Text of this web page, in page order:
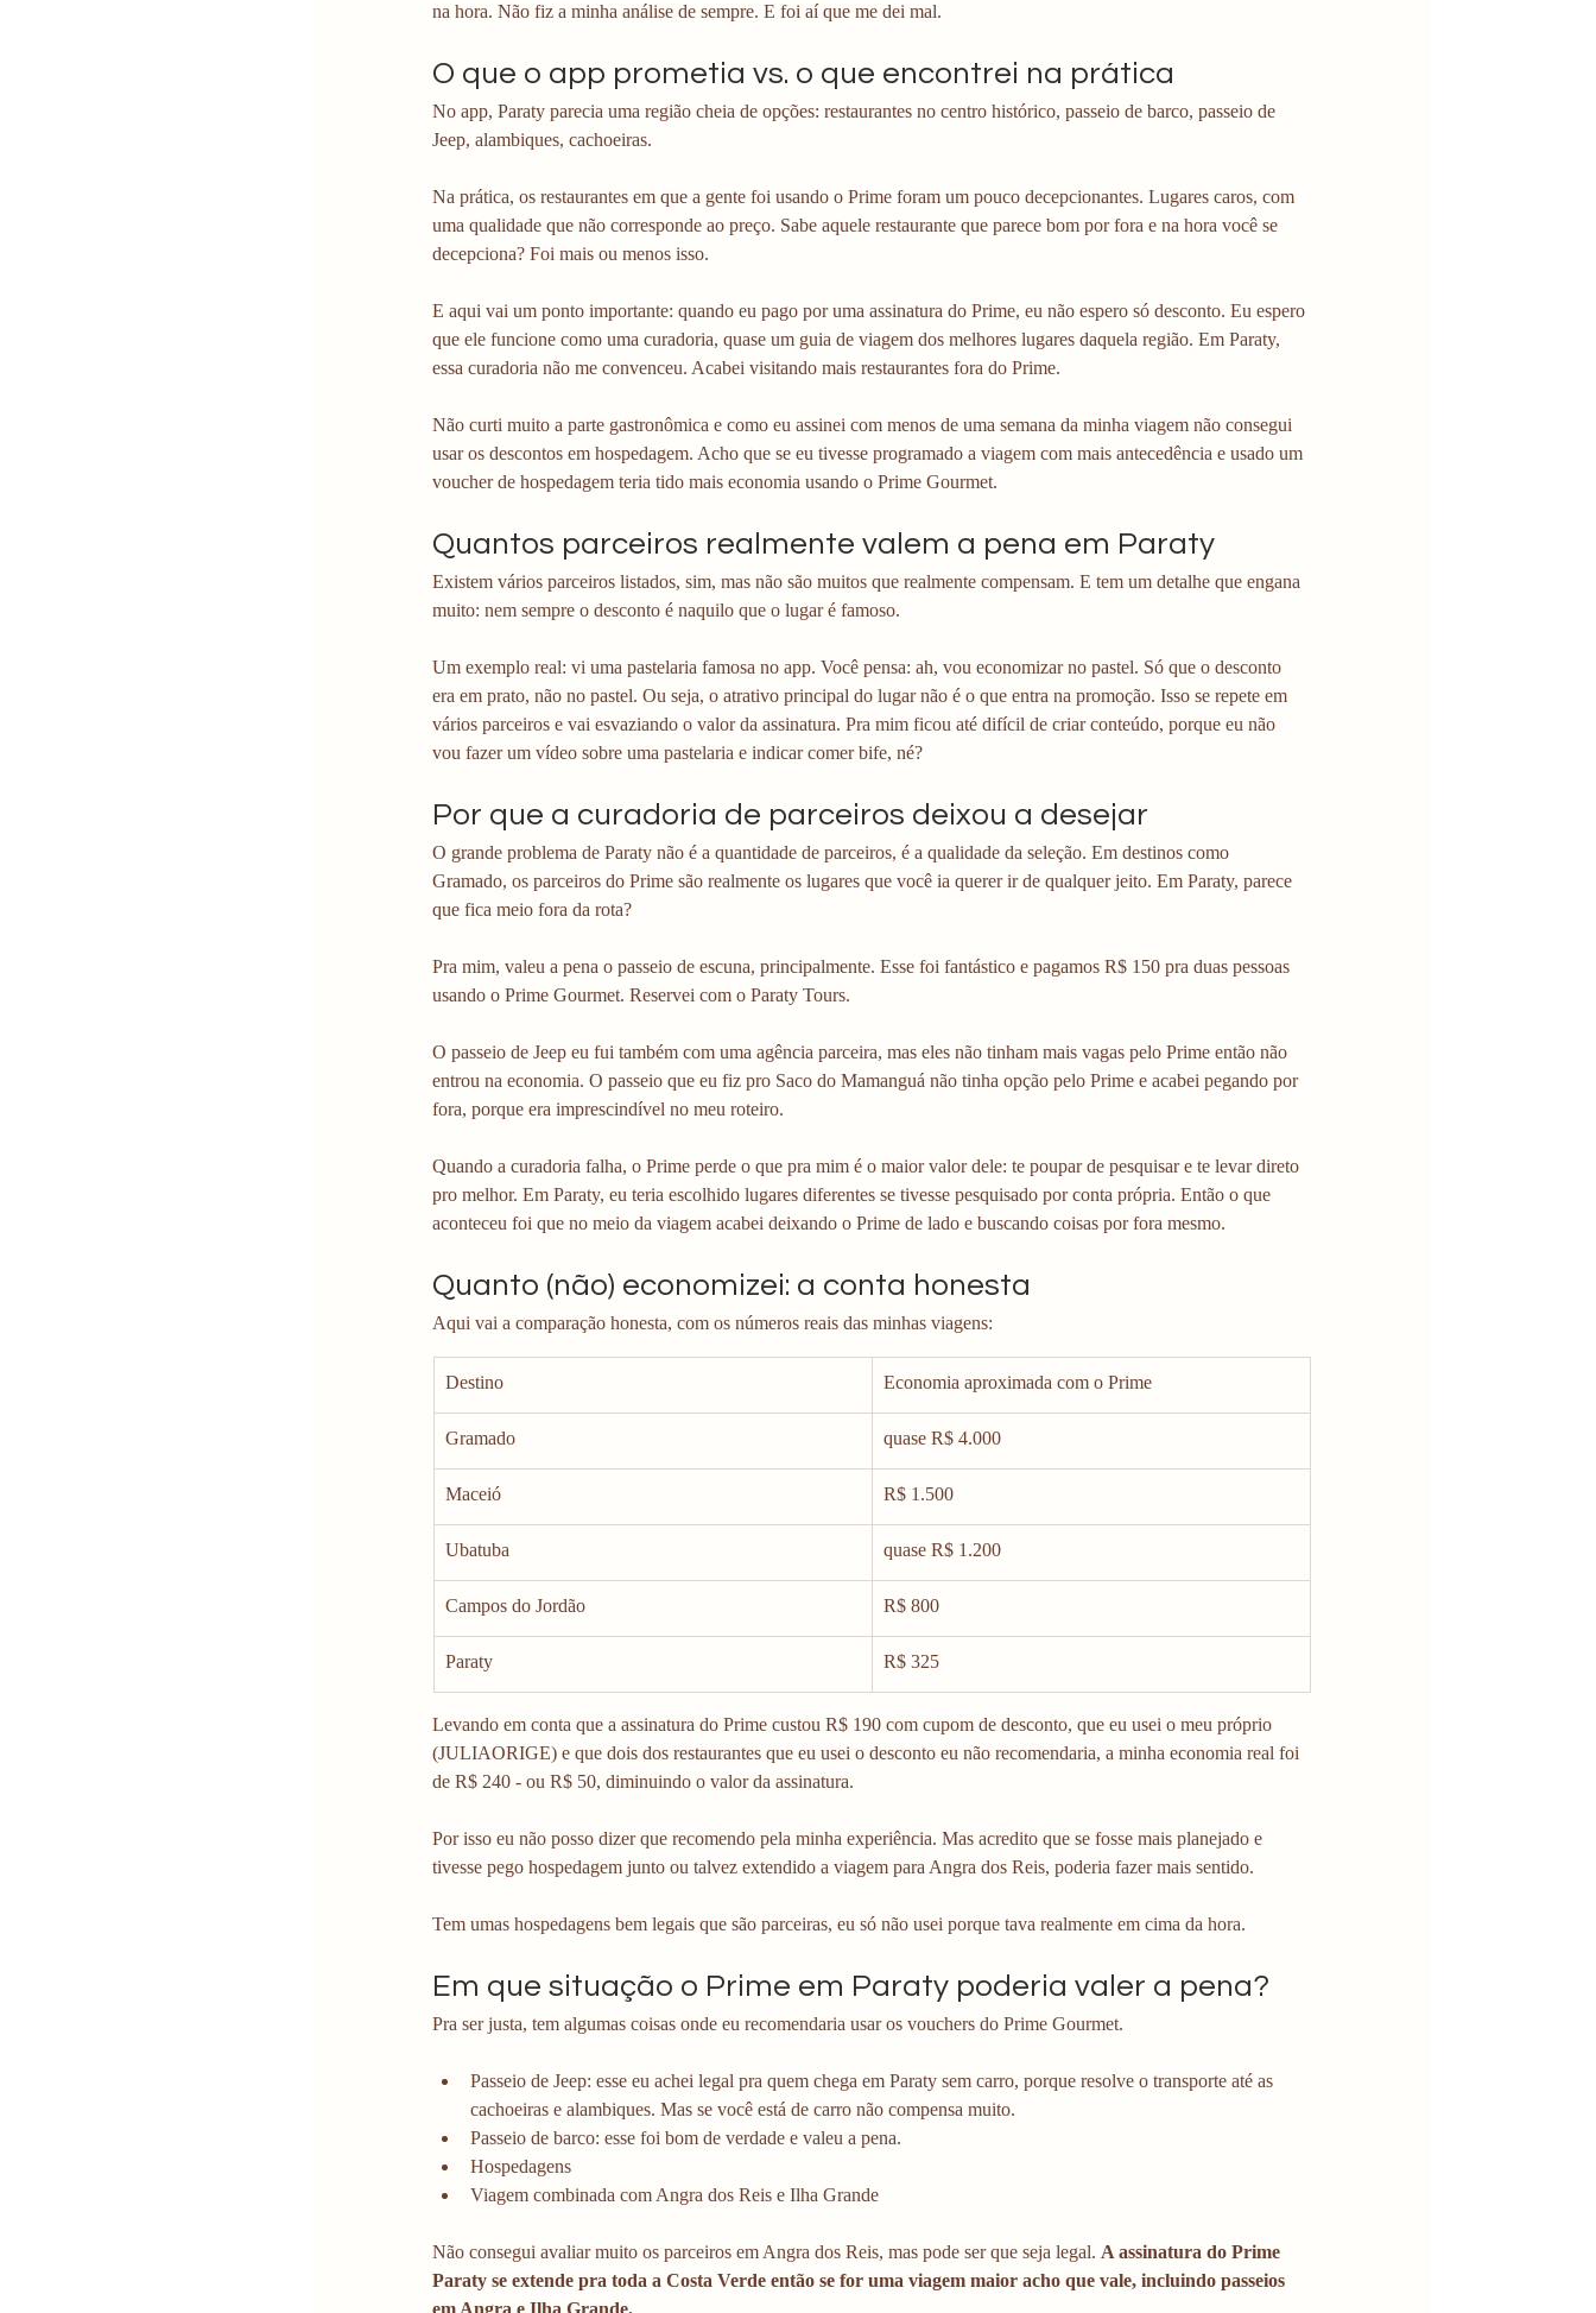
na hora. Não fiz a minha análise de sempre. E foi aí que me dei mal.
O que o app prometia vs. o que encontrei na prática
No app, Paraty parecia uma região cheia de opções: restaurantes no centro histórico, passeio de barco, passeio de
Jeep, alambiques, cachoeiras.
Na prática, os restaurantes em que a gente foi usando o Prime foram um pouco decepcionantes. Lugares caros, com
uma qualidade que não corresponde ao preço. Sabe aquele restaurante que parece bom por fora e na hora você se
decepciona? Foi mais ou menos isso.
E aqui vai um ponto importante: quando eu pago por uma assinatura do Prime, eu não espero só desconto. Eu espero
que ele funcione como uma curadoria, quase um guia de viagem dos melhores lugares daquela região. Em Paraty,
essa curadoria não me convenceu. Acabei visitando mais restaurantes fora do Prime.
Não curti muito a parte gastronômica e como eu assinei com menos de uma semana da minha viagem não consegui
usar os descontos em hospedagem. Acho que se eu tivesse programado a viagem com mais antecedência e usado um
voucher de hospedagem teria tido mais economia usando o Prime Gourmet.
Quantos parceiros realmente valem a pena em Paraty
Existem vários parceiros listados, sim, mas não são muitos que realmente compensam. E tem um detalhe que engana
muito: nem sempre o desconto é naquilo que o lugar é famoso.
Um exemplo real: vi uma pastelaria famosa no app. Você pensa: ah, vou economizar no pastel. Só que o desconto
era em prato, não no pastel. Ou seja, o atrativo principal do lugar não é o que entra na promoção. Isso se repete em
vários parceiros e vai esvaziando o valor da assinatura. Pra mim ficou até difícil de criar conteúdo, porque eu não
vou fazer um vídeo sobre uma pastelaria e indicar comer bife, né?
Por que a curadoria de parceiros deixou a desejar
O grande problema de Paraty não é a quantidade de parceiros, é a qualidade da seleção. Em destinos como
Gramado, os parceiros do Prime são realmente os lugares que você ia querer ir de qualquer jeito. Em Paraty, parece
que fica meio fora da rota?
Pra mim, valeu a pena o passeio de escuna, principalmente. Esse foi fantástico e pagamos R$ 150 pra duas pessoas
usando o Prime Gourmet. Reservei com o Paraty Tours.
O passeio de Jeep eu fui também com uma agência parceira, mas eles não tinham mais vagas pelo Prime então não
entrou na economia. O passeio que eu fiz pro Saco do Mamanguá não tinha opção pelo Prime e acabei pegando por
fora, porque era imprescindível no meu roteiro.
Quando a curadoria falha, o Prime perde o que pra mim é o maior valor dele: te poupar de pesquisar e te levar direto
pro melhor. Em Paraty, eu teria escolhido lugares diferentes se tivesse pesquisado por conta própria. Então o que
aconteceu foi que no meio da viagem acabei deixando o Prime de lado e buscando coisas por fora mesmo.
Quanto (não) economizei: a conta honesta
Aqui vai a comparação honesta, com os números reais das minhas viagens:
Destino Economia aproximada com o Prime
Gramado quase R$ 4.000
Maceió R$ 1.500
Ubatuba quase R$ 1.200
Campos do Jordão R$ 800
Paraty R$ 325
Levando em conta que a assinatura do Prime custou R$ 190 com cupom de desconto, que eu usei o meu próprio
(JULIAORIGE) e que dois dos restaurantes que eu usei o desconto eu não recomendaria, a minha economia real foi
de R$ 240 - ou R$ 50, diminuindo o valor da assinatura.
Por isso eu não posso dizer que recomendo pela minha experiência. Mas acredito que se fosse mais planejado e
tivesse pego hospedagem junto ou talvez extendido a viagem para Angra dos Reis, poderia fazer mais sentido.
Tem umas hospedagens bem legais que são parceiras, eu só não usei porque tava realmente em cima da hora.
Em que situação o Prime em Paraty poderia valer a pena?
Pra ser justa, tem algumas coisas onde eu recomendaria usar os vouchers do Prime Gourmet.
Passeio de Jeep: esse eu achei legal pra quem chega em Paraty sem carro, porque resolve o transporte até as
cachoeiras e alambiques. Mas se você está de carro não compensa muito.
Passeio de barco: esse foi bom de verdade e valeu a pena.
Hospedagens
Viagem combinada com Angra dos Reis e Ilha Grande
Não consegui avaliar muito os parceiros em Angra dos Reis, mas pode ser que seja legal. A assinatura do Prime
Paraty se extende pra toda a Costa Verde então se for uma viagem maior acho que vale, incluindo passeios